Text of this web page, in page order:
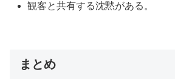
観客と共有する沈黙がある。
まとめ